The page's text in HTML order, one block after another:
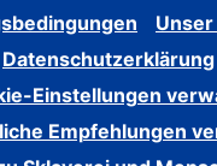
Datenschutzerklärung
Einstellungen
Empfehlungen